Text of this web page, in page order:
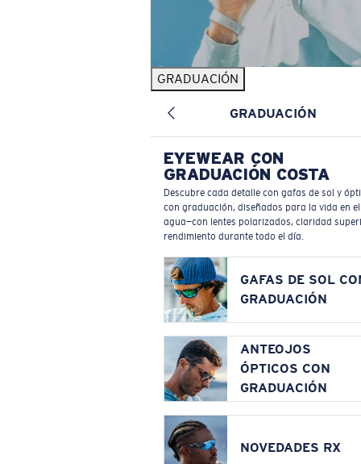
GRADUACIÓN
GRADUACIÓN
EYEWEAR CON
GRADUACIÓN COSTA
Descubre cada detalle con gafas de sol y
con graduación, diseñados para la vida en el
agua—con lentes polarizados, claridad
rendimiento durante todo el día.
GAFAS DE SOL
GRADUACIÓN
ANTEOJOS
ÓPTICOS CON
GRADUACIÓN
NOVEDADES RX